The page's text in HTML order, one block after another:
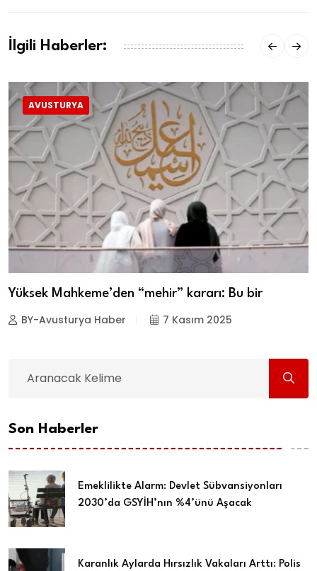
İlgili Haberler:
AVUSTURYA
Yüksek Mahkeme’den “mehir” kararı: Bu bir
BY-Avusturya Haber 7 Kasım 2025
Son Haberler
Emeklilikte Alarm: Devlet Sübvansiyonları
2030’da GSYİH’nın %4’ünü Aşacak
Karanlık Aylarda Hırsızlık Vakaları Arttı: Polis